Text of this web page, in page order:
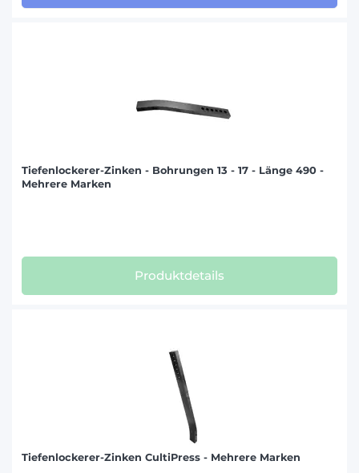
Tiefenlockerer-Zinken - Bohrungen 13 - 17 - Länge 490 -
Mehrere Marken
Produktdetails
Tiefenlockerer-Zinken CultiPress - Mehrere Marken